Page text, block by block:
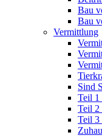
Bau
Bau
Vermittlung
Sind
Teil 1
Teil 2
Teil 3